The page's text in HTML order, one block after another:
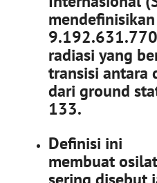
radiasi yang
transisi antara
dari ground
133.
Definisi ini
membuat